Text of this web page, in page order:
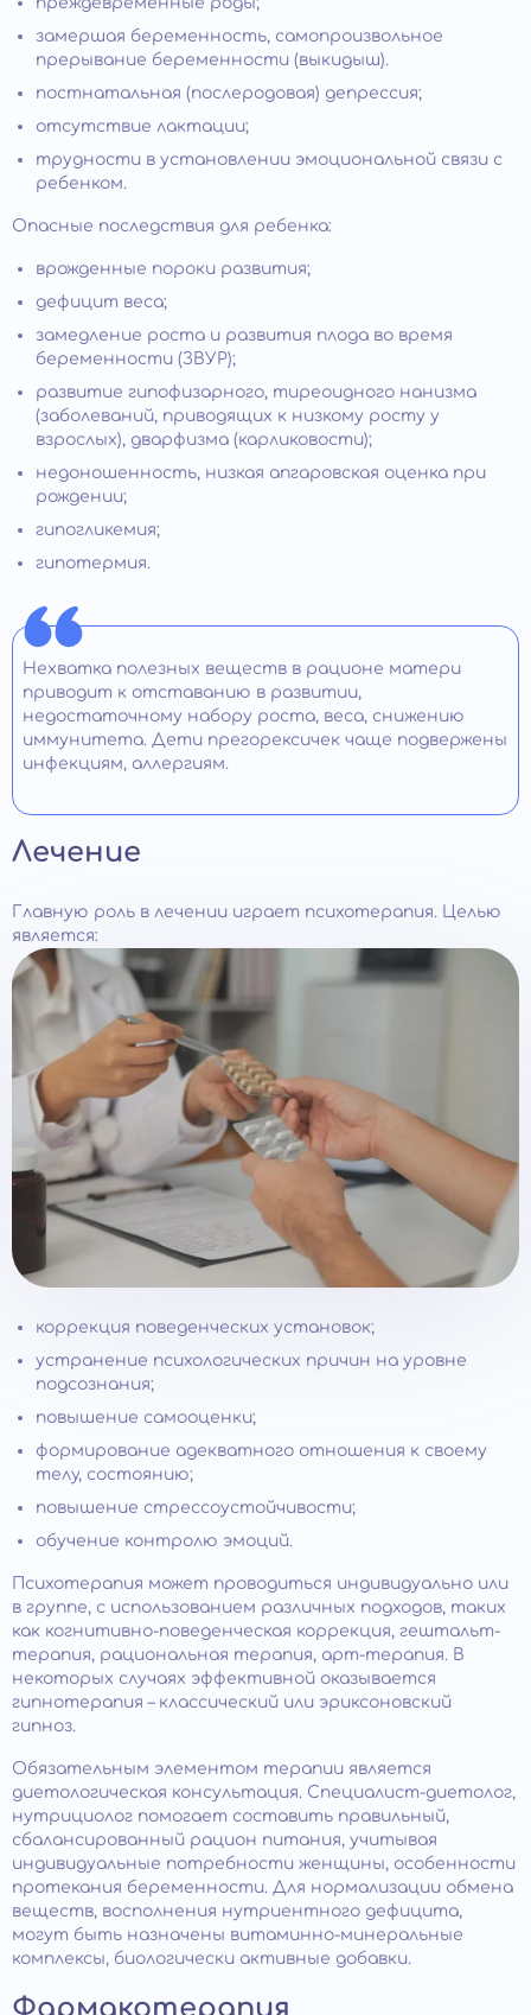
замершая беременность, самопроизвольное
прерывание беременности (выкидыш).
постнатальная (послеродовая) депрессия;
отсутствие лактации;
трудности в установлении эмоциональной связи с
ребенком.
Опасные последствия для ребенка:
врожденные пороки развития;
дефицит веса;
замедление роста и развития плода во время
беременности (ЗВУР);
развитие гипофизарного, тиреоидного нанизма
(заболеваний, приводящих к низкому росту у
взрослых), дварфизма (карликовости);
недоношенность, низкая апгаровская оценка при
рождении;
гипогликемия;
гипотермия.
Нехватка полезных веществ в рационе матери
приводит к отставанию в развитии,
недостаточному набору роста, веса, снижению
иммунитета. Дети прегорексичек чаще подвержены
инфекциям, аллергиям.
Лечение
Главную роль в лечении играет психотерапия. Целью
является:
коррекция поведенческих установок;
устранение психологических причин на уровне
подсознания;
повышение самооценки;
формирование адекватного отношения к своему
телу, состоянию;
повышение стрессоустойчивости;
обучение контролю эмоций.
Психотерапия может проводиться индивидуально или
в группе, с использованием различных подходов, таких
как когнитивно-поведенческая коррекция, гештальт-
терапия, рациональная терапия, арт-терапия. В
некоторых случаях эффективной оказывается
гипнотерапия – классический или эриксоновский
гипноз.
Обязательным элементом терапии является
диетологическая консультация. Специалист-диетолог,
нутрициолог помогает составить правильный,
сбалансированный рацион питания, учитывая
индивидуальные потребности женщины, особенности
протекания беременности. Для нормализации обмена
веществ, восполнения нутриентного дефицита,
могут быть назначены витаминно-минеральные
комплексы, биологически активные добавки.
Фармакотерапия